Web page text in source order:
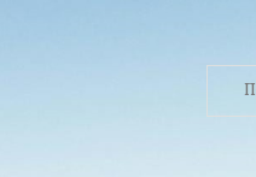
Найти: